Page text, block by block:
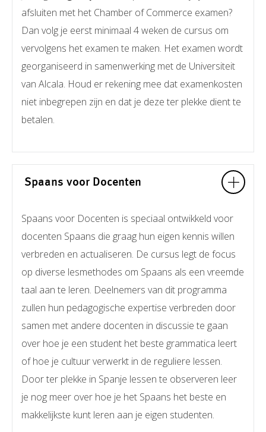
afsluiten met het Chamber of Commerce examen?
Dan volg je eerst minimaal 4 weken de cursus om
vervolgens het examen te maken. Het examen wordt
georganiseerd in samenwerking met de Universiteit
van Alcala. Houd er rekening mee dat examenkosten
niet inbegrepen zijn en dat je deze ter plekke dient te
betalen.
Spaans voor Docenten
Spaans voor Docenten is speciaal ontwikkeld voor
docenten Spaans die graag hun eigen kennis willen
verbreden en actualiseren. De cursus legt de focus
op diverse lesmethodes om Spaans als een vreemde
taal aan te leren. Deelnemers van dit programma
zullen hun pedagogische expertise verbreden door
samen met andere docenten in discussie te gaan
over hoe je een student het beste grammatica leert
of hoe je cultuur verwerkt in de reguliere lessen.
Door ter plekke in Spanje lessen te observeren leer
je nog meer over hoe je het Spaans het beste en
makkelijkste kunt leren aan je eigen studenten.